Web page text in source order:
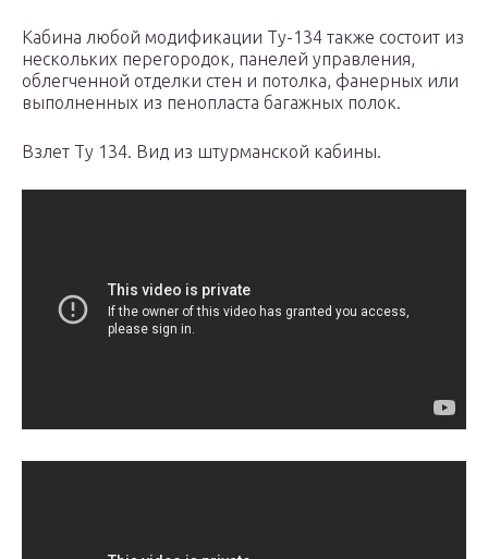
Кабина любой модификации Ту-134 также состоит из
нескольких перегородок, панелей управления,
облегченной отделки стен и потолка, фанерных или
выполненных из пенопласта багажных полок.
Взлет Ту 134. Вид из штурманской кабины.